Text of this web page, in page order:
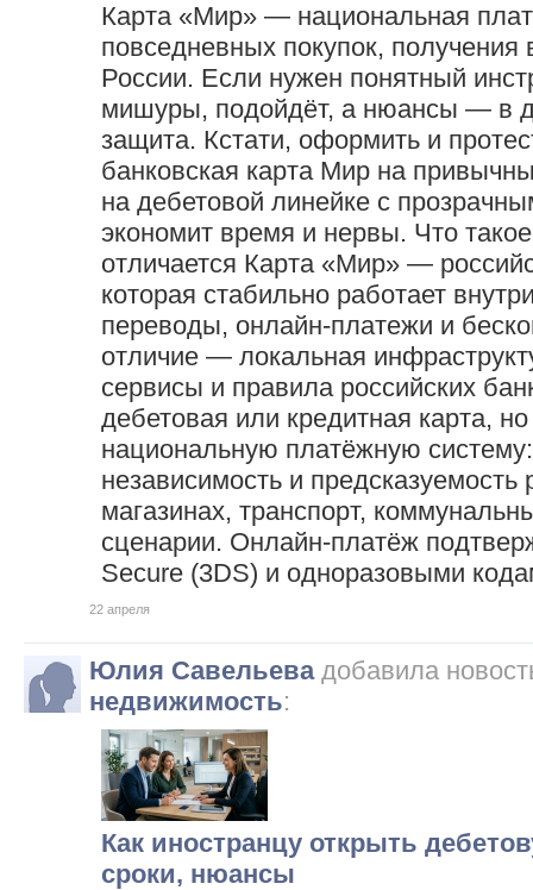
Карта «Мир» — национальная
повседневных покупок,
России. Если нужен понятный
мишуры, подойдёт, а нюансы — в
защита. Кстати, оформить и
банковская карта Мир на
на дебетовой линейке с
экономит время и нервы. Что
отличается Карта «Мир» —
которая стабильно работает
переводы, онлайн‑платежи и
отличие — локальная
сервисы и правила российских
дебетовая или кредитная карта,
национальную платёжную
независимость и
магазинах, транспорт,
сценарии. Онлайн‑платёж
Secure (3DS) и одноразовыми
22 апреля
Юлия Савельевадобавила
недвижимость:
Как иностранцу открыть
сроки, нюансы